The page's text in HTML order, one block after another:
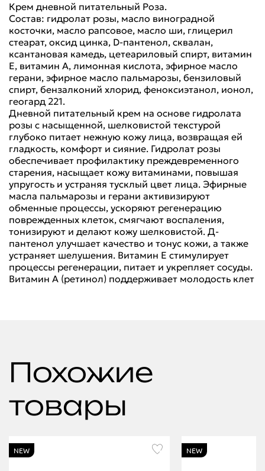
Крем дневной питательный Роза.
Состав: гидролат розы, масло виноградной
косточки, масло рапсовое, масло ши, глицерил
стеарат, оксид цинка, D-пантенол, сквалан,
ксантановая камедь, цетеариловый спирт, витамин
Е, витамин А, лимонная кислота, эфирное масло
герани, эфирное масло пальмарозы, бензиловый
спирт, бензалконий хлорид, феноксиэтанол, ионол,
геогард 221.
Дневной питательный крем на основе гидролата
розы с насыщенной, шелковистой текстурой
глубоко питает нежную кожу лица, возвращая ей
гладкость, комфорт и сияние. Гидролат розы
обеспечивает профилактику преждевременного
старения, насыщает кожу витаминами, повышая
упругость и устраняя тусклый цвет лица. Эфирные
масла пальмарозы и герани активизируют
обменные процессы, ускоряют регенерацию
поврежденных клеток, смягчают воспаления,
тонизируют и делают кожу шелковистой. Д-
пантенол улучшает качество и тонус кожи, а также
устраняет шелушения. Витамин Е стимулирует
процессы регенерации, питает и укрепляет сосуды.
Витамин А (ретинол) поддерживает молодость клет
Похожие
товары
NEW NEW